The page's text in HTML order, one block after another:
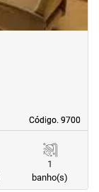
Código. 9700
Código. 9700
1
banho(s)